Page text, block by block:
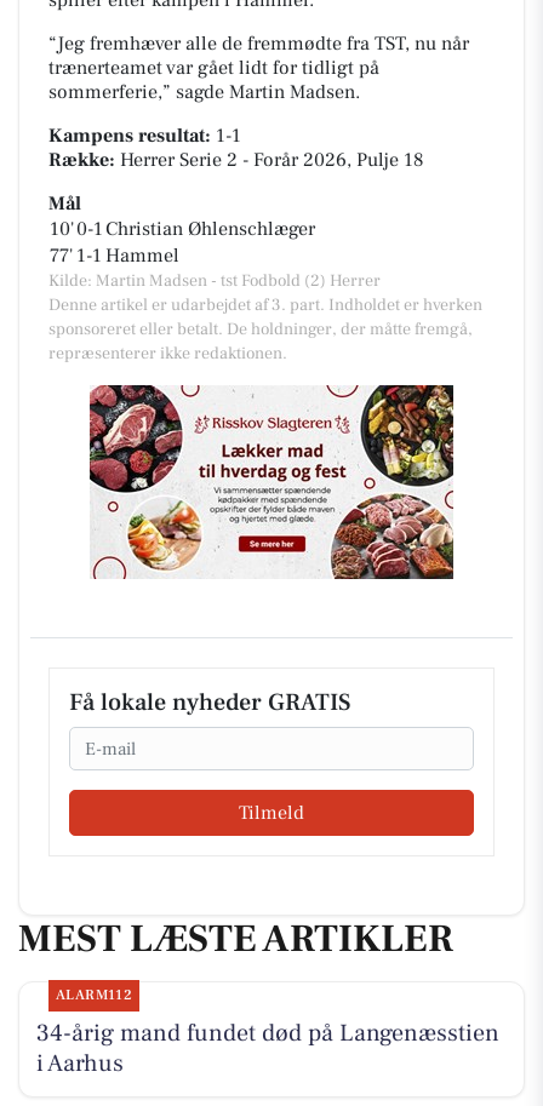
“Jeg fremhæver alle de fremmødte fra TST, nu når
trænerteamet var gået lidt for tidligt på
sommerferie,” sagde Martin Madsen.
Kampens resultat: 1-1
Række: Herrer Serie 2 - Forår 2026, Pulje 18
Mål
10'0-1Christian Øhlenschlæger
77' 1-1 Hammel
Kilde: Martin Madsen - tst Fodbold (2) Herrer
Denne artikel er udarbejdet af 3. part. Indholdet er hverken
sponsoreret eller betalt. De holdninger, der måtte fremgå,
repræsenterer ikke redaktionen.
Få lokale nyheder GRATIS
Email
Tilmeld
MEST LÆSTE ARTIKLER
ALARM112
34-årig mand fundet død på Langenæsstien
i Aarhus